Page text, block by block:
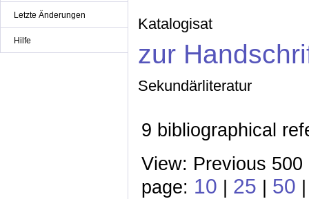
Letzte Änderungen
Hilfe
Katalogisat
zur
Sekundärliteratur
9 bibliographical
View: Previous
page: 10 | 25 | 50